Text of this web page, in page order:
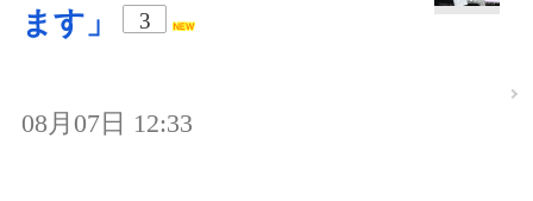
ます」
3
08月07日 12:33